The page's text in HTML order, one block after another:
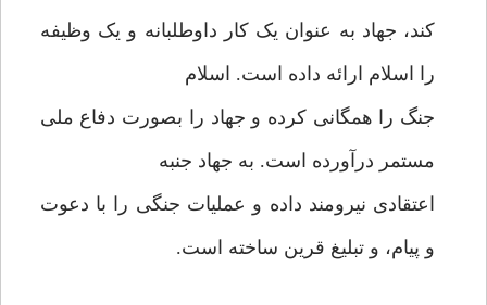
کند، جهاد به عنوان یک کار داوطلبانه و یک وظیفه
را اسلام ارائه داده است. اسلام
جنگ را همگانی کرده و جهاد را بصورت دفاع ملی
مستمر درآورده است. به جهاد جنبه
اعتقادی نیرومند داده و عملیات جنگی را با دعوت
و پیام، و تبلیغ قرین ساخته است.